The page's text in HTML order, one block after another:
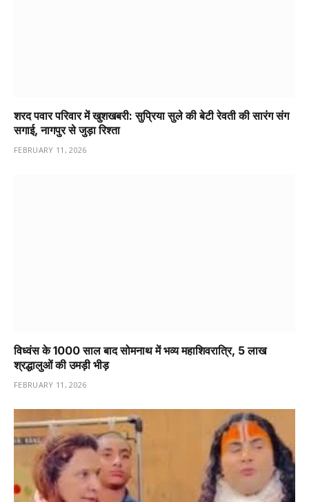
शरद पवार परिवार में खुशखबरी: सुप्रिया सुले की बेटी रेवती की सारंग संग
सगाई, नागपुर से जुड़ा रिश्ता
FEBRUARY 11, 2026
विध्वंस के 1000 साल बाद सोमनाथ में भव्य महाशिवरात्रि, 5 लाख
श्रद्धालुओं की उमड़ी भीड़
FEBRUARY 11, 2026